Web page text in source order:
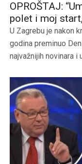
OPROŠTAJ:
polet i moj
U Zagrebu je nakon
godina preminuo
najvažnijih novinara i